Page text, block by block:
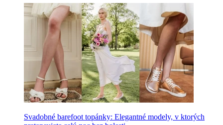
Svadobné barefoot topánky: Elegantné modely, v ktorých